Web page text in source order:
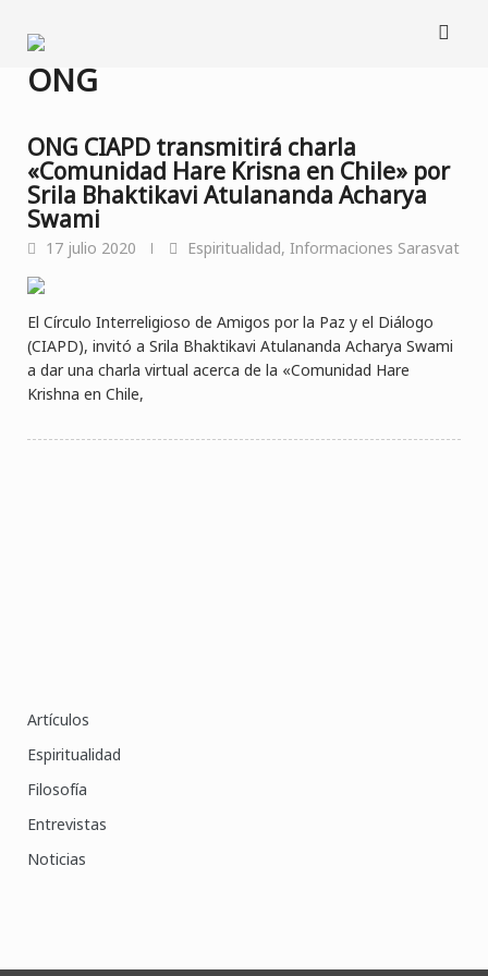
contenido
ONG
ONG CIAPD transmitirá charla
«Comunidad Hare Krisna en Chile» por
Srila Bhaktikavi Atulananda Acharya
Swami
17 julio 2020 Espiritualidad, Informaciones Sarasvat
El Círculo Interreligioso de Amigos por la Paz y el Diálogo
(CIAPD), invitó a Srila Bhaktikavi Atulananda Acharya Swami
a dar una charla virtual acerca de la «Comunidad Hare
Krishna en Chile,
Artículos
Espiritualidad
Filosofía
Entrevistas
Noticias